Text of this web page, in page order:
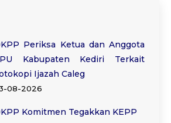
Periksa Ketua dan Anggota
Kabupaten Kediri Terkait
Ijazah Caleg
08-2026
Komitmen Tegakkan KEPP